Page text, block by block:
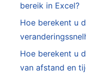
bereik in Excel?
Hoe berekent u
Hoe berekent u
van afstand en